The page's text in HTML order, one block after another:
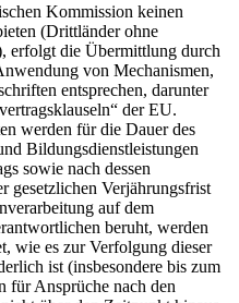
Kommission keinen
(Drittländer ohne
erfolgt die Übermittlung durch
von Mechanismen,
entsprechen, darunter
der EU.
werden für die Dauer des
Bildungsdienstleistungen
sowie nach dessen
gesetzlichen Verjährungsfrist
auf dem
beruht, werden
wie es zur Verfolgung dieser
ist (insbesondere bis zum
für Ansprüche nach den